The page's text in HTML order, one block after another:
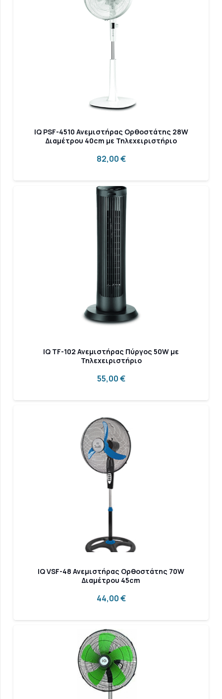
IQ PSF-4510 Ανεμιστήρας Ορθοστάτης 28W
Διαμέτρου 40cm με Τηλεχειριστήριο
82,00€
IQ TF-102 Ανεμιστήρας Πύργος 50W με
Τηλεχειριστήριο
55,00€
IQ VSF-48 Ανεμιστήρας Ορθοστάτης 70W
Διαμέτρου 45cm
44,00€